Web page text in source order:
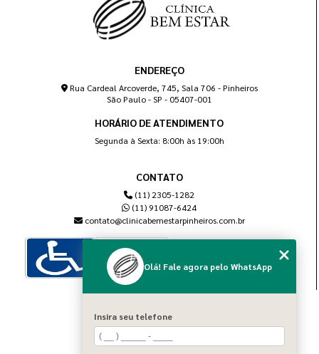
ENDEREÇO
Rua Cardeal Arcoverde, 745, Sala 706 - Pinheiros
São Paulo - SP - 05407-001
HORÁRIO DE ATENDIMENTO
Segunda à Sexta: 8:00h às 19:00h
CONTATO
(11) 2305-1282
(11) 91087-6424
contato@clinicabemestarpinheiros.com.br
Home
Sobre nós
Olá! Fale agora pelo WhatsApp
Insira seu telefone